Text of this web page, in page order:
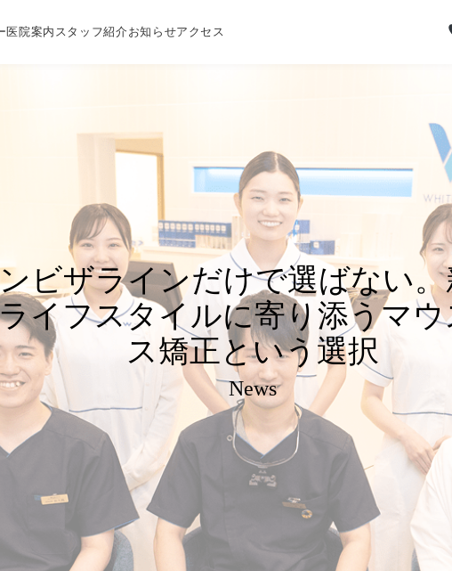
医院案内 スタッフ紹介お知らせアクセス
ビザラインだけで選ばない。
イフスタイルに寄り添うマ
ス矯正という選択
News